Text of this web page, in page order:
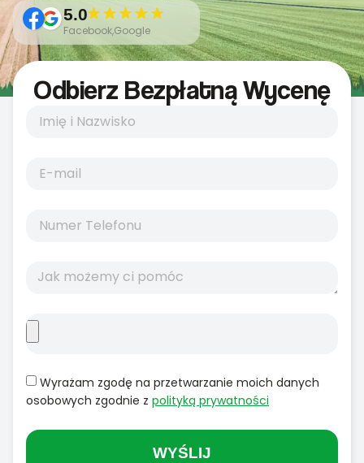
5.0
Facebook,Google
Odbierz Bezpłatną Wycenę
Wyrażam zgodę na przetwarzanie moich danych
osobowych zgodnie z polityką prywatności
WYŚLIJ